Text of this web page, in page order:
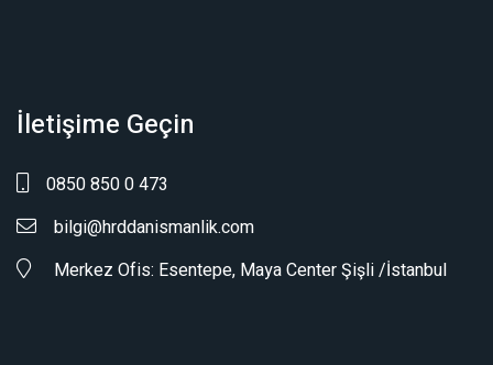
İletişime Geçin
0850 850 0 473
bilgi@hrddanismanlik.com
Merkez Ofis: Esentepe, Maya Center Şişli /İstanbul